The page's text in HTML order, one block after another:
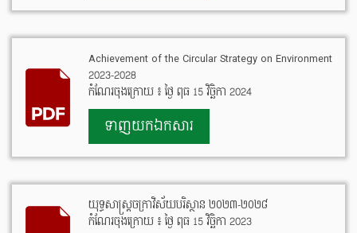
Achievement of the Circular Strategy on Environment
2023-2028
កំណែរចុងក្រោយ ៖ ថ្ងៃ ពុធ 15 វិច្ឆិកា 2024
ទាញយកឯកសារ
យុទ្ធសាស្ត្រចក្រាវិស័យបរិស្ថាន ២០២៣-២០២៨
កំណែរចុងក្រោយ ៖ ថ្ងៃ ពុធ 15 វិច្ឆិកា 2023